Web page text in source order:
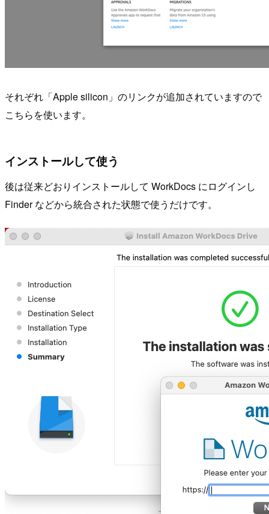
それぞれ「Apple silicon」のリンクが追加されていますので
こちらを使います。
インストールして使う
後は従来どおりインストールして WorkDocs にログインし
Finder などから統合された状態で使うだけです。